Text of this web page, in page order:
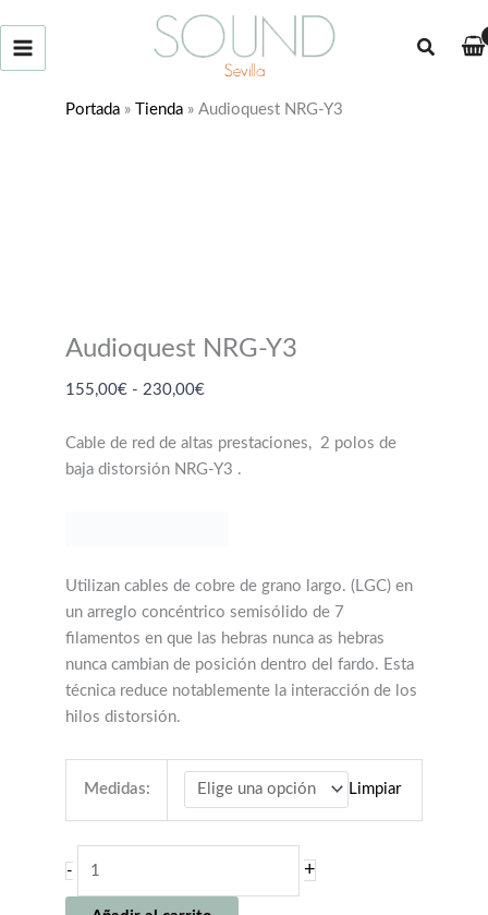
Buscar
Portada » Tienda » Audioquest NRG-Y3
Audioquest NRG-Y3
155,00€ - 230,00€Rango
precios:
desde
Cable de red de altas prestaciones, 2 polos de
baja distorsión NRG-Y3 .
Utilizan cables de cobre de grano largo. (LGC) en
un arreglo concéntrico semisólido de 7
filamentos en que las hebras nunca as hebras
nunca cambian de posición dentro del fardo. Esta
técnica reduce notablemente la interacción de los
hilos distorsión.
Medidas: Limpiar
-
Y3
+